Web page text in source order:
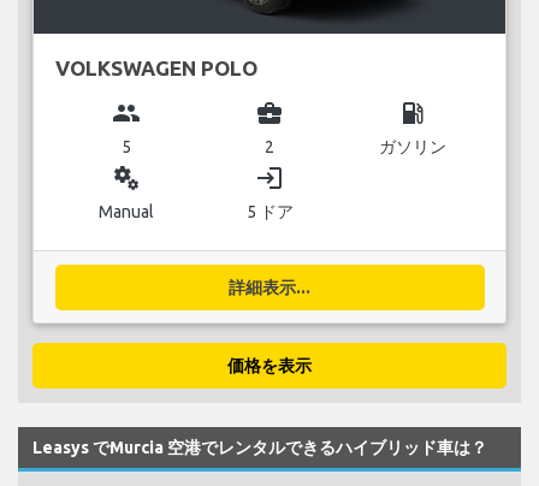
VOLKSWAGEN POLO
group
5
business_center
2
local_gas_station
ガソリン
miscellaneous_services
Manual
login
5 ドア
詳細表示...
価格を表示
Leasys でMurcia 空港でレンタルできるハイブリッド車は？